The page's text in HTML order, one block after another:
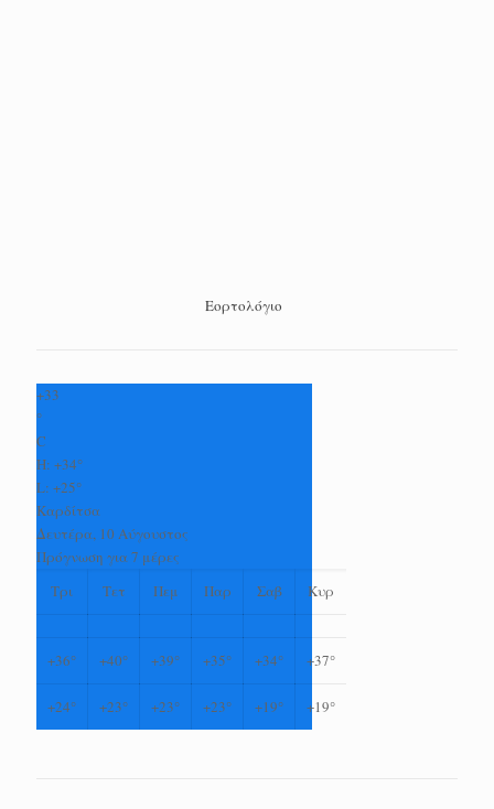
Εορτολόγιο
+33
°
C
H: +34°
L: +25°
Καρδίτσα
Δευτέρα, 10 Αύγουστος
Πρόγνωση για 7 μέρες
Τρι
Τετ Πεμ Παρ Σαβ Κυρ
+36° +40° +39° +35° +34° +37°
+24° +23° +23° +23° +19° +19°